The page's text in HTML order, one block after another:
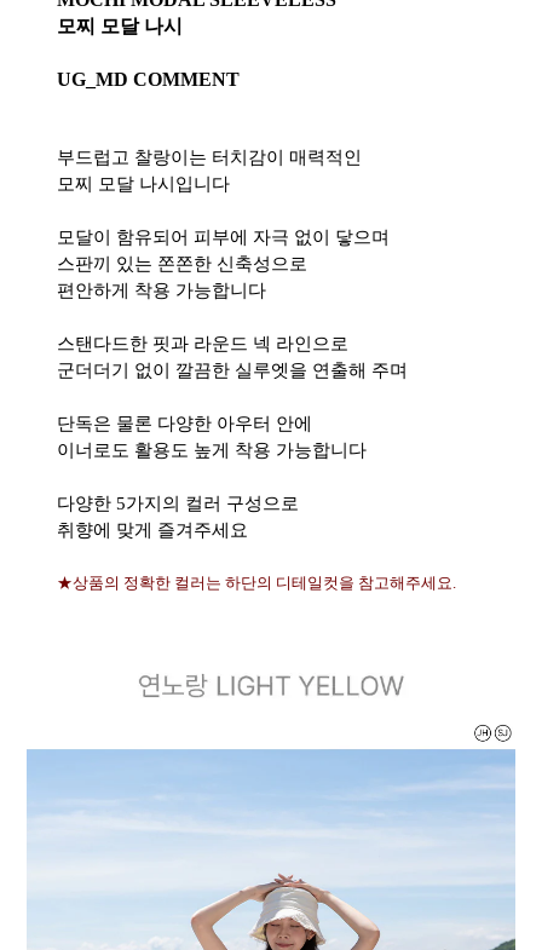
모찌 모달 나시
UG_MD COMMENT
부드럽고 찰랑이는 터치감이 매력적인
모찌 모달 나시입니다
모달이 함유되어 피부에 자극 없이 닿으며
스판끼 있는 쫀쫀한 신축성으로
편안하게 착용 가능합니다
스탠다드한 핏과 라운드 넥 라인으로
군더더기 없이 깔끔한 실루엣을 연출해 주며
단독은 물론 다양한 아우터 안에
이너로도 활용도 높게 착용 가능합니다
다양한 5가지의 컬러 구성으로
취향에 맞게 즐겨주세요
★상품의 정확한 컬러는 하단의 디테일컷을 참고해주세요.